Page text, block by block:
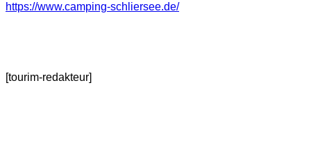
https://www.camping-schliersee.de/
[tourim-redakteur]